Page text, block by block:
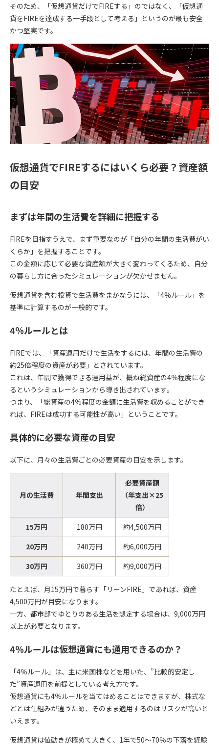
そのため、「仮想通貨だけでFIREする」のではなく、「仮想通
貨をFIREを達成する一手段として考える」というのが最も安全
かつ堅実です。
仮想通貨でFIREするにはいくら必要？資産額
の目安
まずは年間の生活費を詳細に把握する
FIREを目指すうえで、まず重要なのが「自分の年間の生活費がい
くらか」を把握することです。
この金額に応じて必要な資産額が大きく変わってくるため、自分
の暮らし方に合ったシミュレーションが欠かせません。
仮想通貨を含む投資で生活費をまかなうには、「4%ルール 」を
基準に計算するのが一般的です。
4％ルールとは
FIREでは、「資産運用だけで生活をするには、年間の生活費の
約25倍程度の資産が必要」とされています。
これは、年間で獲得できる運用益が、概ね総資産の4％程度にな
るというシミュレーションから導き出されています。
つまり、「総資産の4％程度の金額に生活費を収めることができ
れば、FIREは成功する可能性が高い」ということです。
具体的に必要な資産の目安
以下に、月々の生活費ごとの必要資産の目安を示します。
月の生活費 年間支出
必要資産額
（年支出×25
倍）
15万円
180万円
約4,500万円
20万円
240万円
約6,000万円
30万円
360万円 約9,000万円
たとえば、月15万円で暮らす「リーンFIRE」であれば、資産
4,500万円が目安になります。
一方、都市部でゆとりのある生活を想定する場合は、9,000万円
以上が必要となります。
4％ルールは仮想通貨にも通用できるのか？
「4％ルール」は、主に米国株などを用いた、”比較的安定し
た”資産運用を前提としている考え方です。
仮想通貨にも4％ルールを当てはめることはできますが、株式な
どとは仕組みが違うため、そのまま適用するのはリスクが高いと
いえます。
仮想通貨は値動きが極めて大きく、1年で50〜70％の下落を経験